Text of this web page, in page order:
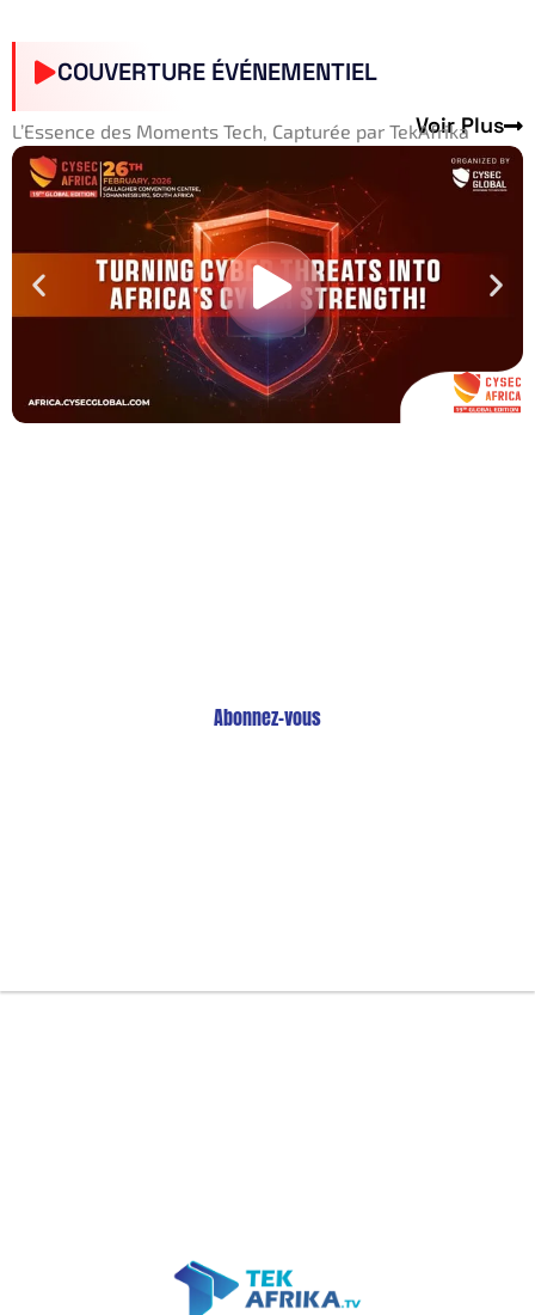
COUVERTURE ÉVÉNEMENTIEL
Voir Plus
L’Essence des Moments Tech, Capturée par TekAfrika
Abonnez-vous